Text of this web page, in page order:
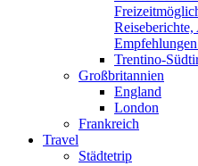
Trentino-
Großbritannien
England
London
Frankreich
Travel
Städtetrip